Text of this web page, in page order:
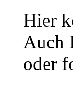
Hier
Auch
oder